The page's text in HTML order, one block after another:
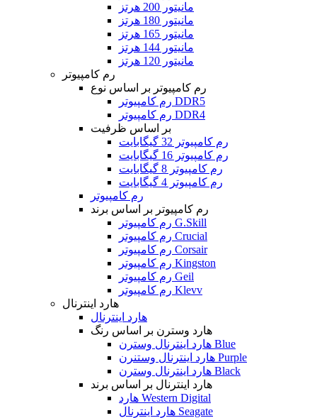
مانیتور 200 هرتز
مانیتور 180 هرتز
مانیتور 165 هرتز
مانیتور 144 هرتز
مانیتور 120 هرتز
رم کامپیوتر
رم کامپیوتر بر اساس نوع
رم کامپیوتر DDR5
رم کامپیوتر DDR4
بر اساس ظرفیت
رم کامپیوتر 32 گیگابایت
رم کامپیوتر 16 گیگابایت
رم کامپیوتر 8 گیگابایت
رم کامپیوتر 4 گیگابایت
رم کامپیوتر
رم کامپیوتر بر اساس برند
رم کامپیوتر G.Skill
رم کامپیوتر Crucial
رم کامپیوتر Corsair
رم کامپیوتر Kingston
رم کامپیوتر Geil
رم کامپیوتر Klevv
هارد اینترنال
هارد اینترنال
هارد وسترن بر اساس رنگ
هارد اینترنال وسترن Blue
هارد اینترنال وستنرن Purple
هارد اینترنال وسترن Black
هارد اینترنال بر اساس برند
هارد Western Digital
هارد اینترنال Seagate